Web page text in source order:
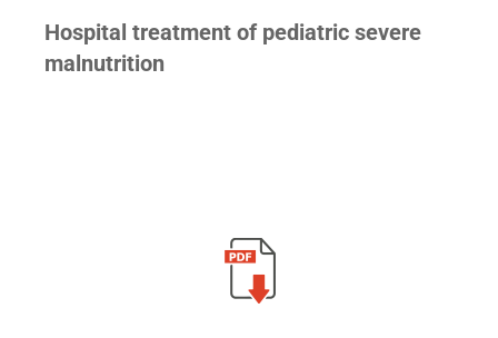
Hospital treatment of pediatric severe
malnutrition